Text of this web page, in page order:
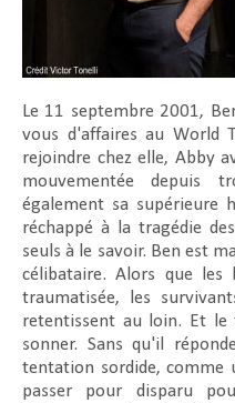
Le 11 septembre 2001,
vous d'affaires au World
rejoindre chez elle, Abby
mouvementée depuis
également sa supérieure
réchappé à la tragédie
seuls à le savoir. Ben est
célibataire. Alors que les
traumatisée, les
retentissent au loin. Et le
sonner. Sans qu'il
tentation sordide, comme
passer pour disparu